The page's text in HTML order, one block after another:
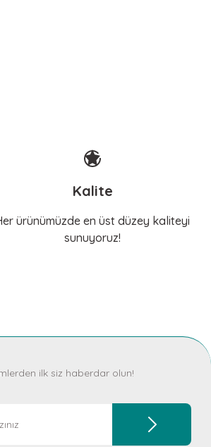
Kalite
ürünümüzde en üst düzey kaliteyi
sunuyoruz!
ilk siz haberdar olun!